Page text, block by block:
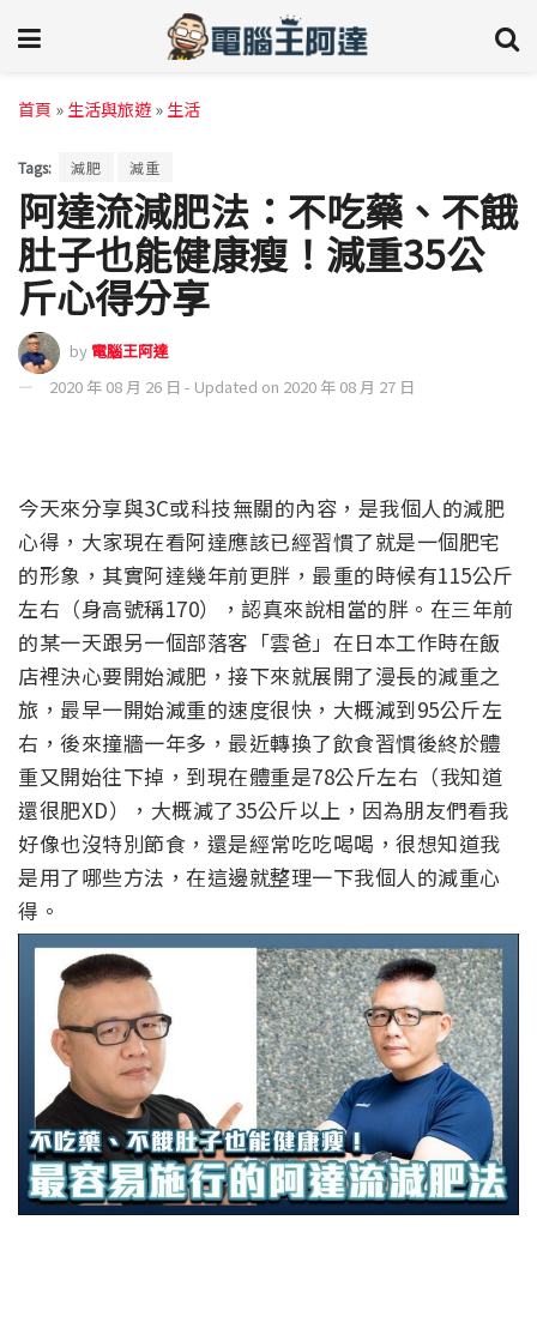
首頁 » 生活與旅遊 » 生活
Tags: 減肥 減重
阿達流減肥法：不吃藥、不餓
肚子也能健康瘦！減重35公
斤心得分享
by 電腦王阿達
2020 年 08 月 26 日 - Updated on 2020 年 08 月 27 日
今天來分享與3C或科技無關的內容，是我個人的減肥
心得，大家現在看阿達應該已經習慣了就是一個肥宅
的形象，其實阿達幾年前更胖，最重的時候有115公斤
左右（身高號稱170），認真來說相當的胖。在三年前
的某一天跟另一個部落客「雲爸」在日本工作時在飯
店裡決心要開始減肥，接下來就展開了漫長的減重之
旅，最早一開始減重的速度很快，大概減到95公斤左
右，後來撞牆一年多，最近轉換了飲食習慣後終於體
重又開始往下掉，到現在體重是78公斤左右（我知道
還很肥XD），大概減了35公斤以上，因為朋友們看我
好像也沒特別節食，還是經常吃吃喝喝，很想知道我
是用了哪些方法，在這邊就整理一下我個人的減重心
得。